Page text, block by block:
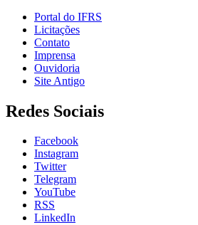
Portal do IFRS
Licitações
Contato
Imprensa
Ouvidoria
Site Antigo
Redes Sociais
Facebook
Instagram
Twitter
Telegram
YouTube
RSS
LinkedIn